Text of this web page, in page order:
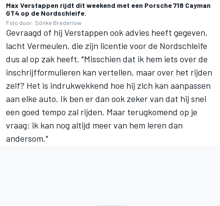
Max Verstappen rijdt dit weekend met een Porsche 718 Cayman
GT4 op de Nordschleife.
Foto door: Sönke Brederlow
Gevraagd of hij Verstappen ook advies heeft gegeven,
lacht Vermeulen, die zijn licentie voor de Nordschleife
dus al op zak heeft. "Misschien dat ik hem iets over de
inschrijfformulieren kan vertellen, maar over het rijden
zelf? Het is indrukwekkend hoe hij zich kan aanpassen
aan elke auto. Ik ben er dan ook zeker van dat hij snel
een goed tempo zal rijden. Maar terugkomend op je
vraag: ik kan nog altijd meer van hem leren dan
andersom."